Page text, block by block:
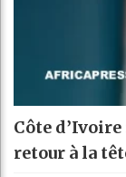
Côte
retour à la